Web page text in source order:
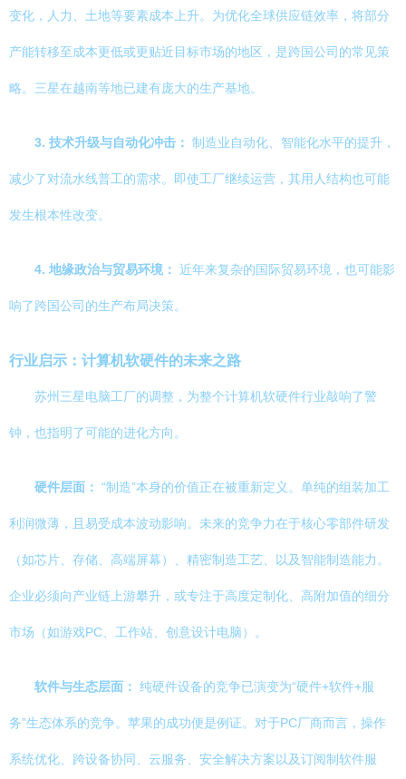
变化，人力、土地等要素成本上升。为优化全球供应链效率，将部分
产能转移至成本更低或更贴近目标市场的地区，是跨国公司的常见策
略。三星在越南等地已建有庞大的生产基地。
3. 技术升级与自动化冲击： 制造业自动化、智能化水平的提升，
减少了对流水线普工的需求。即使工厂继续运营，其用人结构也可能
发生根本性改变。
4. 地缘政治与贸易环境： 近年来复杂的国际贸易环境，也可能影
响了跨国公司的生产布局决策。
行业启示：计算机软硬件的未来之路
苏州三星电脑工厂的调整，为整个计算机软硬件行业敲响了警
钟，也指明了可能的进化方向。
硬件层面： “制造”本身的价值正在被重新定义。单纯的组装加工
利润微薄，且易受成本波动影响。未来的竞争力在于核心零部件研发
（如芯片、存储、高端屏幕）、精密制造工艺、以及智能制造能力。
企业必须向产业链上游攀升，或专注于高度定制化、高附加值的细分
市场（如游戏PC、工作站、创意设计电脑）。
软件与生态层面： 纯硬件设备的竞争已演变为“硬件+软件+服
务”生态体系的竞争。苹果的成功便是例证。对于PC厂商而言，操作
系统优化、跨设备协同、云服务、安全解决方案以及订阅制软件服